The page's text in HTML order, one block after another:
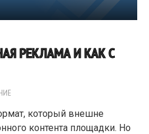
РЕКЛАМА И КАК С
который внешне
контента площадки. Но